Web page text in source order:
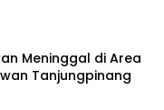
Meninggal di Area
Tanjungpinang